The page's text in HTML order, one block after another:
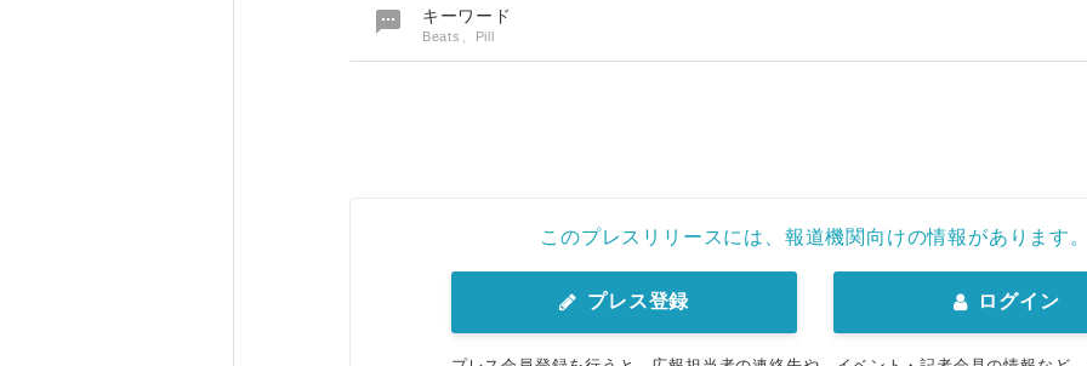
 キーワード
Beats、Pill
このプレスリリースには、報道機関向けの情報があります。
プレス登録 ログイン